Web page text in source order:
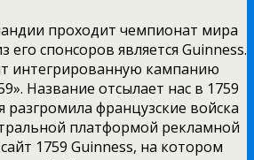
проходит чемпионат мира
его спонсоров является Guinness.
интегрированную кампанию
Название отсылает нас в 1759
разгромила французские войска
платформой рекламной
1759 Guinness, на котором